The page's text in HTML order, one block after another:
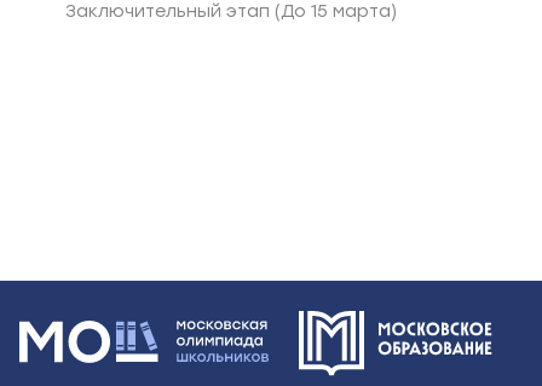
Заключительный этап (До 15 марта)